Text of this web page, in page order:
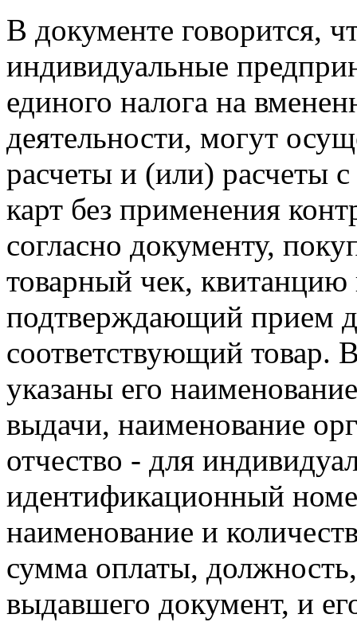
В документе говорится,
индивидуальные
единого налога на
деятельности, могут
расчеты и (или) расчеты
карт без применения
согласно документу,
товарный чек,
подтверждающий прием
соответствующий товар.
указаны его
выдачи, наименование
отчество - для
идентификационный
наименование и
сумма оплаты,
выдавшего документ, и